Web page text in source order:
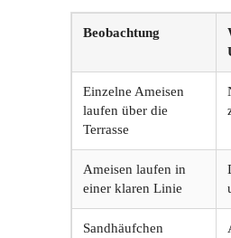
Beobachtung
Einzelne Ameisen
laufen über die
Terrasse
Ameisen laufen in
einer klaren Linie
Sandhäufchen